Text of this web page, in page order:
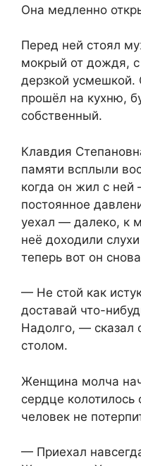
Она медленно
Перед ней стоял
мокрый от дождя,
дерзкой усмешкой.
прошёл на кухню,
собственный.
Клавдия
памяти всплыли
когда он жил с
постоянное
уехал — далеко, к
неё доходили
теперь вот он
— Не стой как
доставай что-
Надолго, — сказал
столом.
Женщина молча
сердце колотилось
человек не
— Приехал